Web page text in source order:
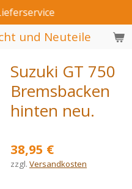
und Neuteile
Suzuki GT 750
Bremsbacken
hinten neu.
38,95 €
zzgl. Versandkosten